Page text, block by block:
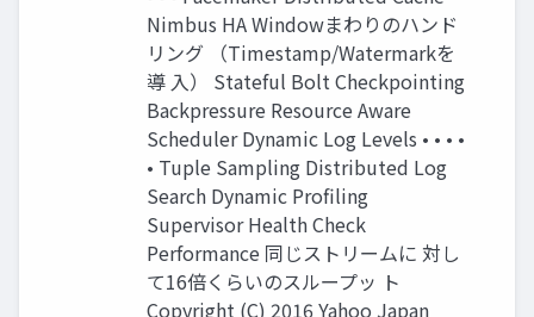
Nimbus HA Windowまわりのハンド
リング （Timestamp/Watermarkを
導 入） Stateful Bolt Checkpointing
Backpressure Resource Aware
Scheduler Dynamic Log Levels • • • •
• Tuple Sampling Distributed Log
Search Dynamic Profiling
Supervisor Health Check
Performance 同じストリームに 対し
て16倍くらいのスループッ ト
Copyright (C) 2016 Yahoo Japan